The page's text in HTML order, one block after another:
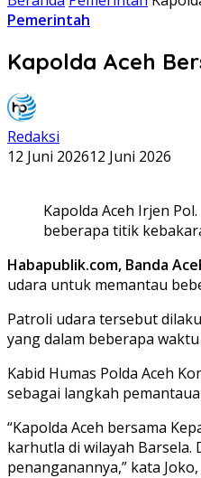
Pemerintah
Kapolda Aceh
Redaksi
12 Juni 202612 Juni 2026
Kapolda Aceh Irjen
beberapa titik
Habapublik.com, Banda
udara untuk memantau
Patroli udara tersebut
yang dalam beberapa
Kabid Humas Polda Aceh
sebagai langkah
“Kapolda Aceh bersama
karhutla di wilayah
penanganannya,” kata